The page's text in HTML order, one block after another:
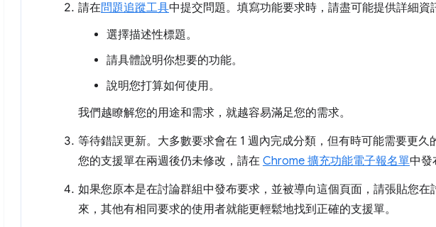
請在問題追蹤工具中提交問題。填寫功能要求時，請盡可能提供詳細資
選擇描述性標題。
請具體說明你想要的功能。
說明您打算如何使用。
我們越瞭解您的用途和需求，就越容易滿足您的需求。
等待錯誤更新。大多數要求會在 1 週內完成分類，但有時可能需要更久
您的支援單在兩週後仍未修改，請在 Chrome 擴充功能電子報名單中發
如果您原本是在討論群組中發布要求，並被導向這個頁面，請張貼您
來，其他有相同要求的使用者就能更輕鬆地找到正確的支援單。